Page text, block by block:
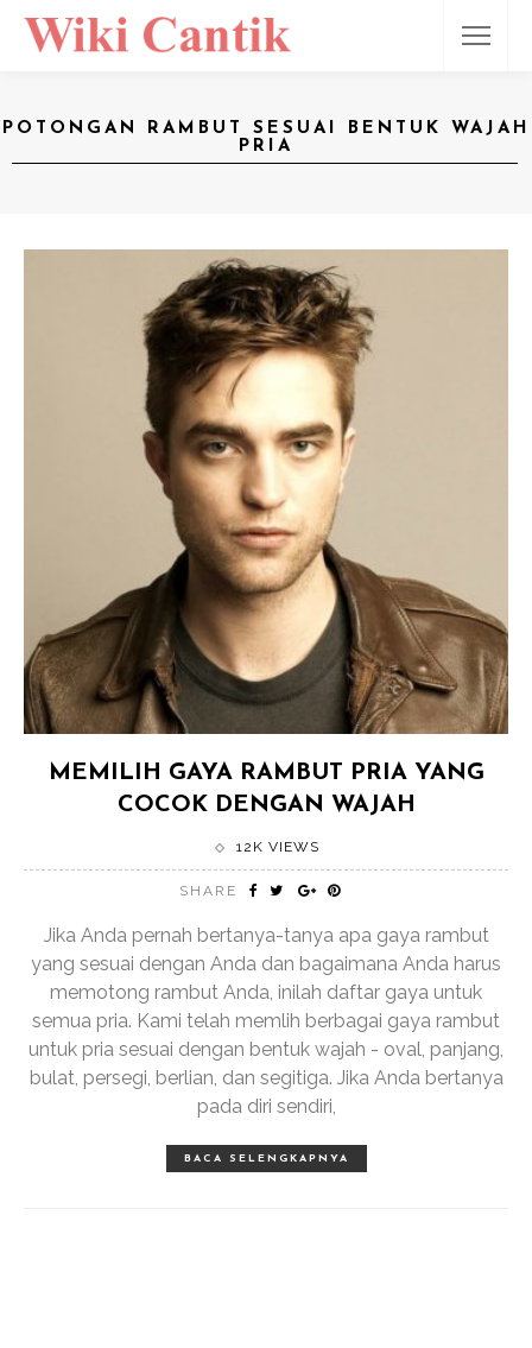
POTONGAN RAMBUT SESUAI BENTUK WAJAH
PRIA
MEMILIH GAYA RAMBUT PRIA YANG
COCOK DENGAN WAJAH
12K VIEWS
SHARE
Jika Anda pernah bertanya-tanya apa gaya rambut
yang sesuai dengan Anda dan bagaimana Anda harus
memotong rambut Anda, inilah daftar gaya untuk
semua pria. Kami telah memlih berbagai gaya rambut
untuk pria sesuai dengan bentuk wajah - oval, panjang,
bulat, persegi, berlian, dan segitiga. Jika Anda bertanya
pada diri sendiri,
BACA SELENGKAPNYA